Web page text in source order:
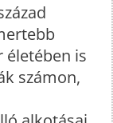
életében is
számon,